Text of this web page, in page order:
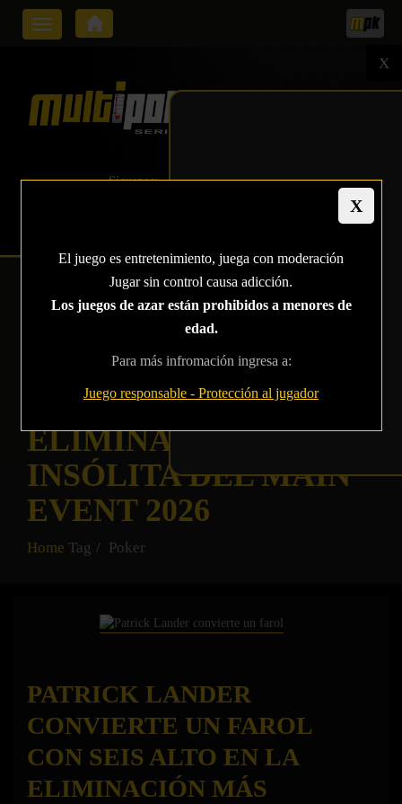
X
El juego es entretenimiento, juega con moderación
Jugar sin control causa adicción.
Los juegos de azar están prohibidos a menores de
edad.
Para más infromación ingresa a:
Juego responsable - Protección al jugador
Síguenos:
Toggle
navigation
PATRICK LANDER
CONVIERTE UN
FAROL CON SEIS
ALTO EN LA
ELIMINACIÓN MÁS
INSÓLITA DEL MAIN
EVENT 2026
Home Tag Poker
PATRICK LANDER
CONVIERTE UN FAROL
CON SEIS ALTO EN LA
ELIMINACIÓN MÁS